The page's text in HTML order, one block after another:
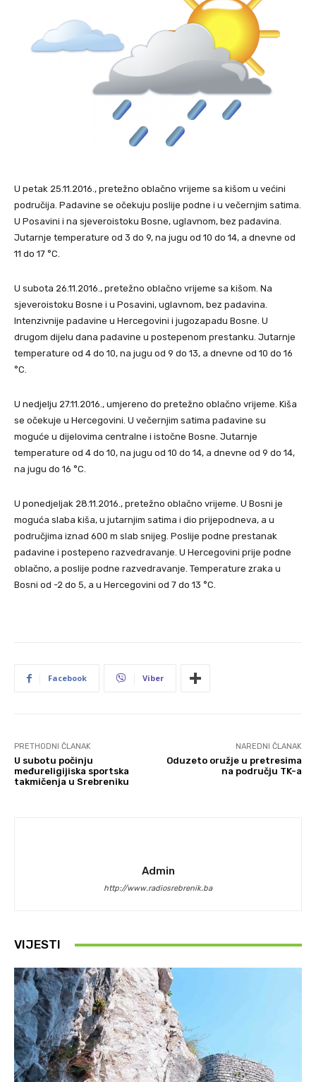
U petak 25.11.2016., pretežno oblačno vrijeme sa kišom u većini
područija. Padavine se očekuju poslije podne i u večernjim satima.
U Posavini i na sjeveroistoku Bosne, uglavnom, bez padavina.
Jutarnje temperature od 3 do 9, na jugu od 10 do 14, a dnevne od
11 do 17 °C.
U subota 26.11.2016., pretežno oblačno vrijeme sa kišom. Na
sjeveroistoku Bosne i u Posavini, uglavnom, bez padavina.
Intenzivnije padavine u Hercegovini i jugozapadu Bosne. U
drugom dijelu dana padavine u postepenom prestanku. Jutarnje
temperature od 4 do 10, na jugu od 9 do 13, a dnevne od 10 do 16
°C.
U nedjelju 27.11.2016., umjereno do pretežno oblačno vrijeme. Kiša
se očekuje u Hercegovini. U večernjim satima padavine su
moguće u dijelovima centralne i istočne Bosne. Jutarnje
temperature od 4 do 10, na jugu od 10 do 14, a dnevne od 9 do 14,
na jugu do 16 °C.
U ponedjeljak 28.11.2016., pretežno oblačno vrijeme. U Bosni je
moguća slaba kiša, u jutarnjim satima i dio prijepodneva, a u
područjima iznad 600 m slab snijeg. Poslije podne prestanak
padavine i postepeno razvedravanje. U Hercegovini prije podne
oblačno, a poslije podne razvedravanje. Temperature zraka u
Bosni od -2 do 5, a u Hercegovini od 7 do 13 °C.
Facebook Viber
PRETHODNI ČLANAK
U subotu počinju
međureligijiska sportska
takmičenja u Srebreniku
NAREDNI ČLANAK
Oduzeto oružje u pretresima
na području TK-a
Admin
http://www.radiosrebrenik.ba
VIJESTI